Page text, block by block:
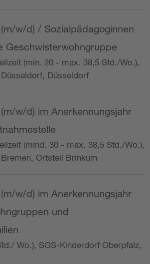
w/d) / Sozialpädagoginnen
Geschwisterwohngruppe
(min. 20 - max. 38,5 Std./Wo.),
Düsseldorf
w/d) im Anerkennungsjahr
(mind. 30 - max. 38,5 Std./Wo.),
Ortsteil Brinkum
w/d) im Anerkennungsjahr
und
Wo.), SOS-Kinderdorf Oberpfalz,